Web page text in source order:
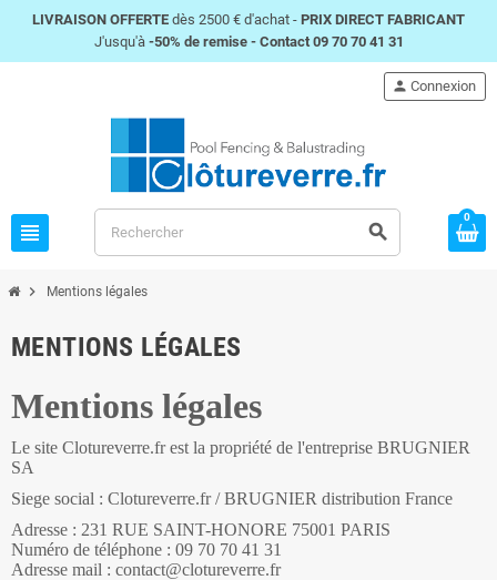
LIVRAISON OFFERTE dès 2500 € d'achat - PRIX DIRECT FABRICANT
J'usqu'à -50% de remise - Contact 09 70 70 41 31
view_headline search
person Connexion
0
chevron_right Mentions légales
MENTIONS LÉGALES
Mentions légales
Le site Clotureverre.fr est la propriété de l'entreprise BRUGNIER
SA
Siege social : Clotureverre.fr / BRUGNIER distribution France
Adresse : 231 RUE SAINT-HONORE 75001 PARIS
Numéro de téléphone : 09 70 70 41 31
Adresse mail : contact@clotureverre.fr